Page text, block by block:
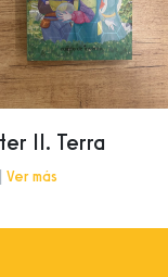
II. Terra
Ver más